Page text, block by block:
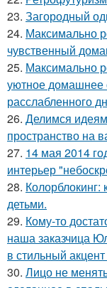
23. Загородный
24. Максимально
чувственный
25. Максимально
уютное
расслабленного
26. Делимся
пространство на
27. 14 мая 2014
интерьер
28.
детьми.
29. Кому-то
наша заказчица
в стильный
30. Лицо не